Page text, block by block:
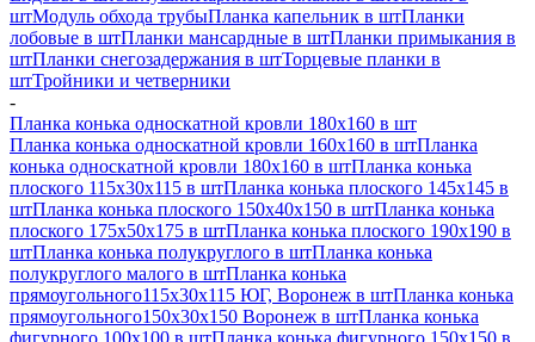
штМодуль обхода трубыПланка капельник в штПланки
лобовые в штПланки мансардные в штПланки примыкания в
штПланки снегозадержания в штТорцевые планки в
штТройники и четверники
-
Планка конька односкатной кровли 180х160 в шт
Планка конька односкатной кровли 160х160 в штПланка
конька односкатной кровли 180х160 в штПланка конька
плоского 115х30х115 в штПланка конька плоского 145х145 в
штПланка конька плоского 150х40х150 в штПланка конька
плоского 175х50х175 в штПланка конька плоского 190х190 в
штПланка конька полукруглого в штПланка конька
полукруглого малого в штПланка конька
прямоугольного115х30х115 ЮГ, Воронеж в штПланка конька
прямоугольного150х30х150 Воронеж в штПланка конька
фигурного 100x100 в штПланка конька фигурного 150x150 в